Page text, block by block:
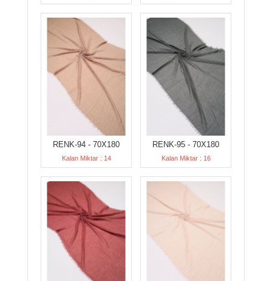
RENK-94 - 70X180
Kalan Miktar : 14
RENK-95 - 70X180
Kalan Miktar : 16